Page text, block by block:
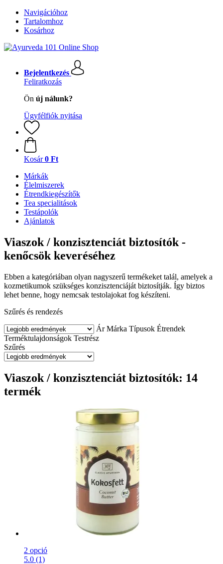
Navigációhoz
Tartalomhoz
Kosárhoz
Bejelentkezés
Feliratkozás
Ön új nálunk?
Ügyfélfiók nyitása
Kosár 0 Ft
Márkák
Élelmiszerek
Étrendkiegészítők
Tea specialitások
Testápolók
Ajánlatok
Viaszok / konzisztenciát biztosítók -
kenőcsök keveréséhez
Ebben a kategóriában olyan nagyszerű termékeket talál, amelyek a
kozmetikumok szükséges konzisztenciáját biztosítják. Így biztos
lehet benne, hogy nemcsak testolajokat fog készíteni.
Szűrés és rendezés
Ár Márka Típusok Étrendek
Terméktulajdonságok Testrész
Szűrés
Viaszok / konzisztenciát biztosítók: 14
termék
2 opció
5.0 (1)